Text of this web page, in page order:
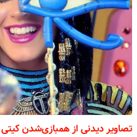
تصاویر دیدنی از همبازی‌شدن کیتی